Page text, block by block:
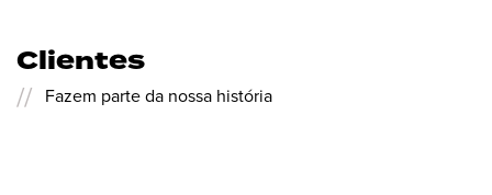
Clientes
// Fazem parte da nossa história